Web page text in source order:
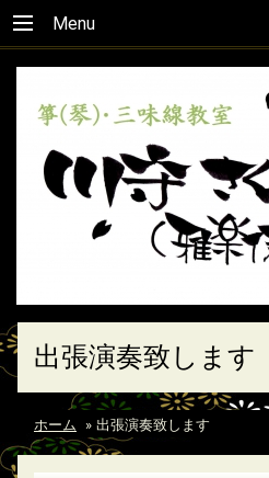
Menu
出張演奏致します
ホーム » 出張演奏致します